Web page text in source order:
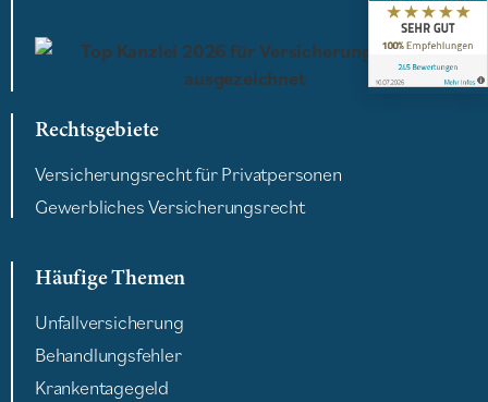
Rechtsgebiete
Versicherungsrecht für Privatpersonen
Gewerbliches Versicherungsrecht
Häufige Themen
Unfallversicherung
Behandlungsfehler
Krankentagegeld